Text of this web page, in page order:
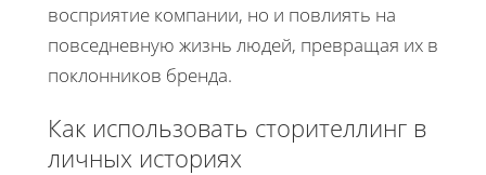
восприятие компании, но и повлиять на
повседневную жизнь людей, превращая их в
поклонников бренда.
Как использовать сторителлинг в
личных историях